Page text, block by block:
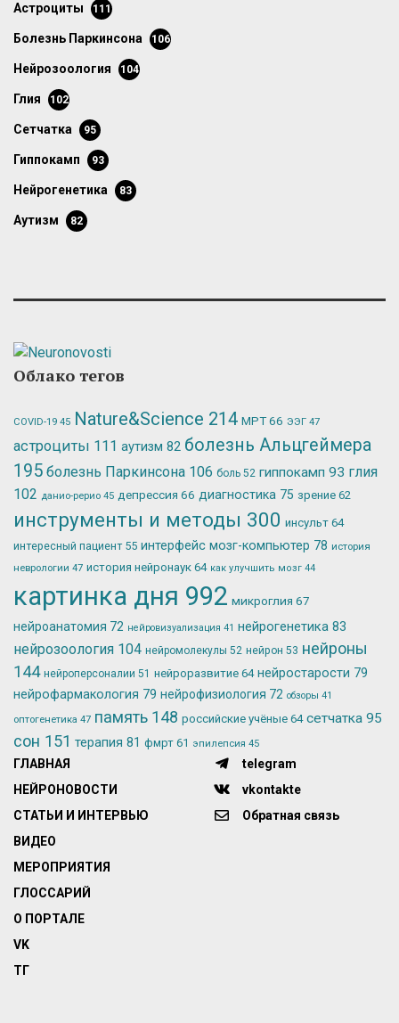
астроциты 111
болезнь Паркинсона 106
нейрозоология 104
глия 102
сетчатка 95
гиппокамп 93
нейрогенетика 83
аутизм 82
Облако тегов
COVID-19 45 Nature&Science 214 МРТ66 ЭЭГ 47
астроциты 111 аутизм 82 болезнь Альцгеймера
195 болезнь Паркинсона 106 боль 52 гиппокамп 93 глия
102 данио-рерио 45 депрессия 66 диагностика 75 зрение 62
инструменты и методы 300 инсульт 64
интересный пациент 55 интерфейс мозг-компьютер 78 история
неврологии 47 история нейронаук 64 как улучшить мозг 44
картинка дня 992 микроглия 67
нейроанатомия 72 нейровизуализация 41 нейрогенетика 83
нейрозоология 104 нейромолекулы 52 нейрон 53 нейроны
144 нейроперсоналии 51 нейроразвитие 64 нейростарости 79
нейрофармакология 79 нейрофизиология 72 обзоры 41
оптогенетика 47 память 148 российские учёные 64 сетчатка 95
сон 151 терапия 81 фмрт 61 эпилепсия 45
ГЛАВНАЯ
НЕЙРОНОВОСТИ
СТАТЬИ И ИНТЕРВЬЮ
ВИДЕО
МЕРОПРИЯТИЯ
ГЛОССАРИЙ
О ПОРТАЛЕ
VK
ТГ
telegram
vkontakte
Обратная связь